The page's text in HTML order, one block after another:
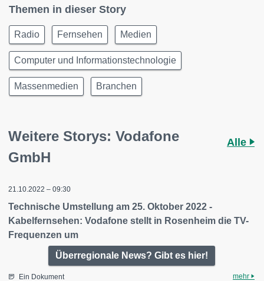
Themen in dieser Story
Radio Fernsehen Medien
Computer und Informationstechnologie
Massenmedien Branchen
Weitere Storys: Vodafone
GmbH
Alle
21.10.2022 – 09:30
Technische Umstellung am 25. Oktober 2022 -
Kabelfernsehen: Vodafone stellt in Rosenheim die TV-
Frequenzen um
Überregionale News? Gibt es hier!
Ein Dokument mehr